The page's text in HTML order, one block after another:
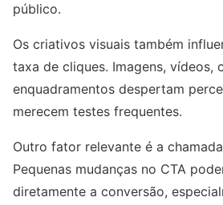
público.
Os criativos visuais também
taxa de cliques. Imagens, vídeos,
enquadramentos despertam
merecem testes frequentes.
Outro fator relevante é a
Pequenas mudanças no CTA
diretamente a conversão,